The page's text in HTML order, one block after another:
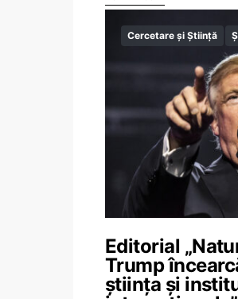
Cercetare și Știință
Editorial
Trump
știința și